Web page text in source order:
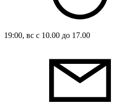
19:00, вс с 10.00 до 17.00